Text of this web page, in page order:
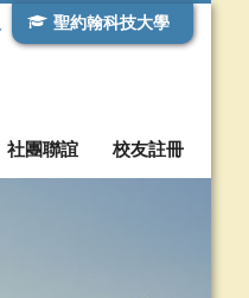
聖約翰科技大學
社團聯誼 校友註冊